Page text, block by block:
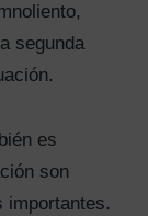
segunda
es
son
importantes.